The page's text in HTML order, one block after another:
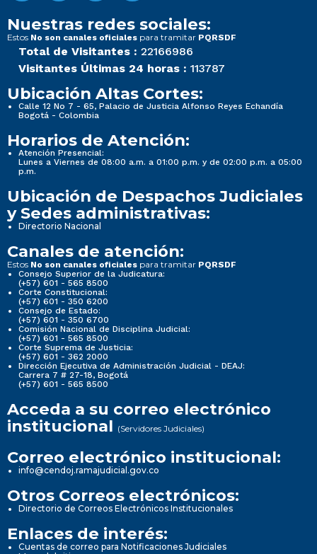
Nuestras redes sociales:
Estos No son canales oficiales para tramitar PQRSDF
Total de Visitantes : 22166986
Visitantes Últimas 24 horas : 113787
Ubicación Altas Cortes:
Calle 12 No 7 - 65, Palacio de Justicia Alfonso Reyes Echandía
Bogotá - Colombia
Horarios de Atención:
Atención Presencial:
Lunes a Viernes de 08:00 a.m. a 01:00 p.m. y de 02:00 p.m. a 05:00
p.m.
Ubicación de Despachos Judiciales
y Sedes administrativas:
Directorio Nacional
Canales de atención:
Estos No son canales oficiales para tramitar PQRSDF
Consejo Superior de la Judicatura:
(+57) 601 - 565 8500
Corte Constitucional:
(+57) 601 - 350 6200
Consejo de Estado:
(+57) 601 - 350 6700
Comisión Nacional de Disciplina Judicial:
(+57) 601 - 565 8500
Corte Suprema de Justicia:
(+57) 601 - 362 2000
Dirección Ejecutiva de Administración Judicial - DEAJ:
Carrera 7 # 27-18, Bogotá
(+57) 601 - 565 8500
Acceda a su correo electrónico
institucional (Servidores Judiciales)
Correo electrónico institucional:
info@cendoj.ramajudicial.gov.co
Otros Correos electrónicos:
Directorio de Correos Electrónicos Institucionales
Enlaces de interés:
Cuentas de correo para Notificaciones Judiciales